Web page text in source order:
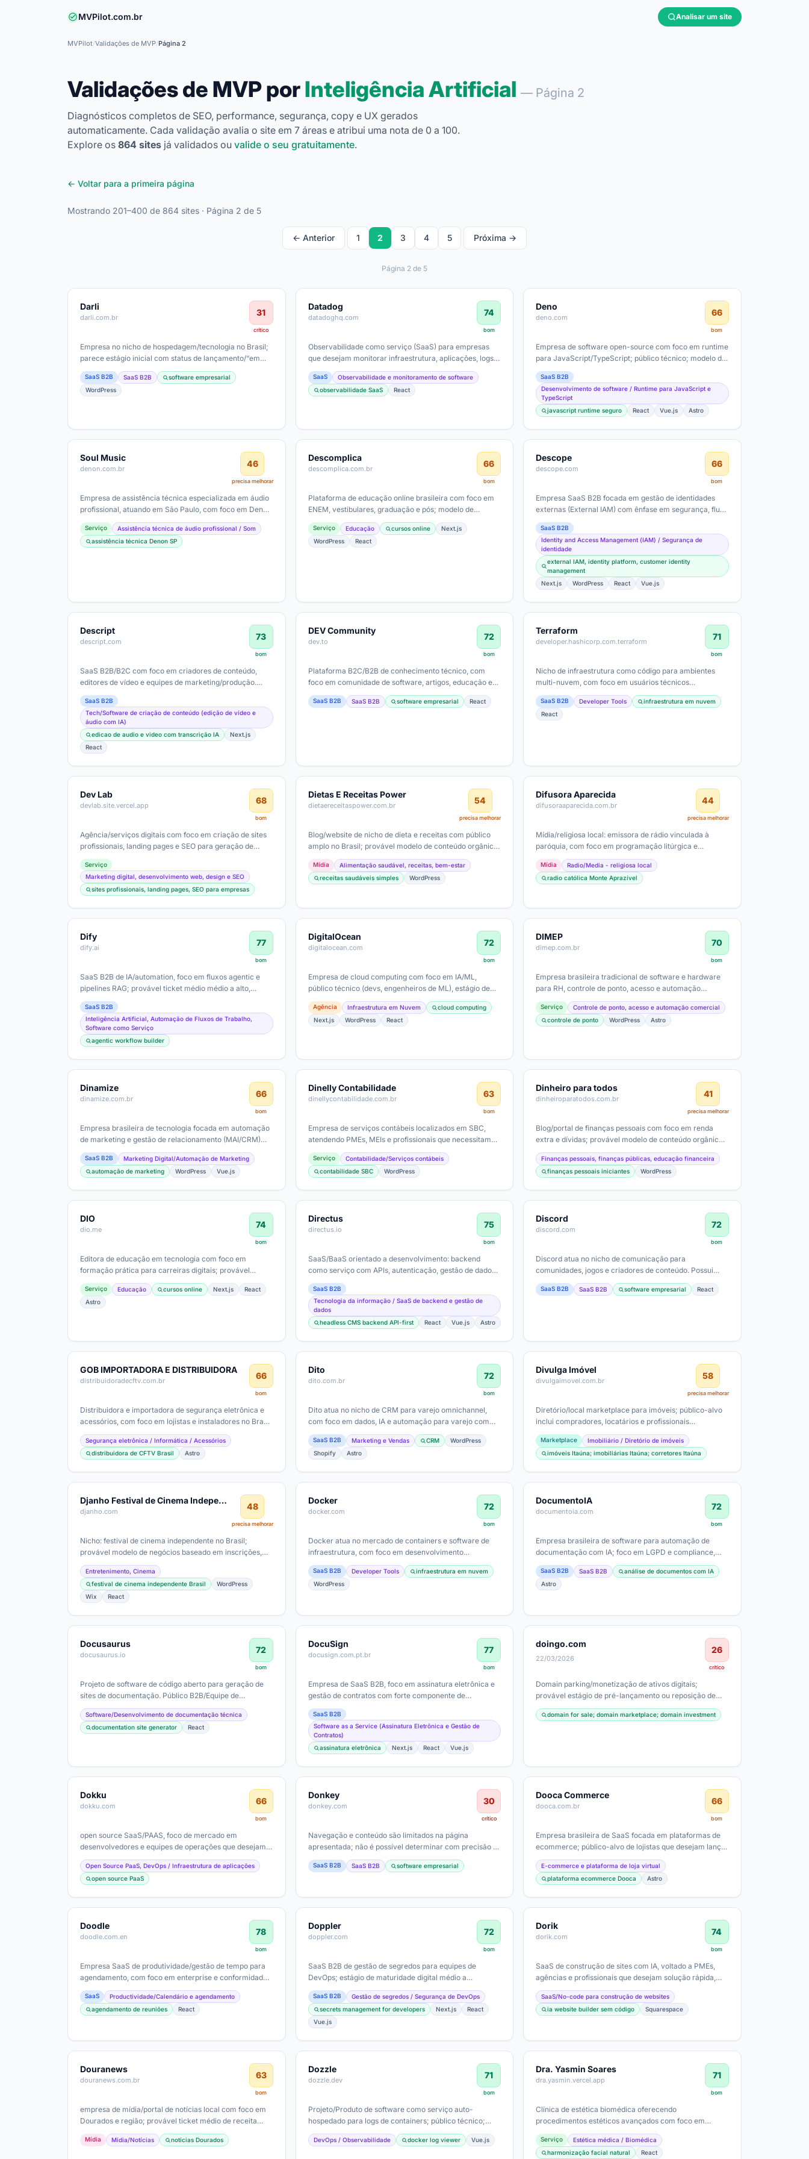
MVPilot.com.br Analisar um site
MVPilot/Validações de MVP/Página 2
Validações de MVP porInteligência Artificial — Página 2
Diagnósticos completos de SEO, performance, segurança, copy e UX gerados
automaticamente. Cada validação avalia o site em 7 áreas e atribui uma nota de 0 a 100.
Explore os 864 sites já validados ou valide o seu gratuitamente.
← Voltar para a primeira página
Mostrando 201–400 de 864 sites · Página 2 de 5
← Anterior 1 2 3 4 5 Próxima →
Página 2 de 5
Darli
darli.com.br 31
crítico
Empresa no nicho de hospedagem/tecnologia no Brasil;
parece estágio inicial com status de lançamento/“em
construção”. Ticket médio provável…
SaaS B2B SaaS B2B
software empresarial
WordPress
Datadog
datadoghq.com 74
bom
Observabilidade como serviço (SaaS) para empresas
que desejam monitorar infraestrutura, aplicações, logs e
segurança em ambientes modernos;…
SaaS
Observabilidade e monitoramento de software
observabilidade SaaS
React
Deno
deno.com 66
bom
Empresa de software open-source com foco em runtime
para JavaScript/TypeScript; público técnico; modelo de
negócio baseado em…
SaaS B2B
Desenvolvimento de software / Runtime para JavaScript e
TypeScript
javascript runtime seguro
React Vue.js Astro
Soul Music
denon.com.br 46
precisa melhorar
Empresa de assistência técnica especializada em áudio
profissional, atuando em São Paulo, com foco em Denon
e outras marcas de som; modelo…
Serviço
Assistência técnica de áudio profissional / Som
assistência técnica Denon SP
Descomplica
descomplica.com.br 66
bom
Plataforma de educação online brasileira com foco em
ENEM, vestibulares, graduação e pós; modelo de
assinatura com planos mensais e…
Serviço Educação cursos online
Next.js
WordPress
React
Descope
descope.com 66
bom
Empresa SaaS B2B focada em gestão de identidades
externas (External IAM) com ênfase em segurança, fluxo
de usuários, e suporte a ambientes…
SaaS B2B
Identity and Access Management (IAM) / Segurança de
identidade
external IAM, identity platform, customer identity
management
Next.js
WordPress React Vue.js
Descript
descript.com 73
bom
SaaS B2B/B2C com foco em criadores de conteúdo,
editores de vídeo e equipes de marketing/produção.
Ticket médio provável variável entre…
SaaS B2B
Tech/Software de criação de conteúdo (edição de vídeo e
áudio com IA)
edicao de audio e video com transcrição IA
Next.js
React
DEV Community
dev.to 72
bom
Plataforma B2C/B2B de conhecimento técnico, com
foco em comunidade de software, artigos, educação e
formação. Potencial modelo de…
SaaS B2B SaaS B2B software empresarial React
Terraform
developer.hashicorp.com.terraform 71
bom
Nicho de infraestrutura como código para ambientes
multi-nuvem, com foco em usuários técnicos
(DevOps/Platform Engineers) e grandes equipes…
SaaS B2B Developer Tools
infraestrutura em nuvem
React
Dev Lab
devlab.site.vercel.app 68
bom
Agência/serviços digitais com foco em criação de sites
profissionais, landing pages e SEO para geração de
leads; estágio de maturidade…
Serviço
Marketing digital, desenvolvimento web, design e SEO
sites profissionais, landing pages, SEO para empresas
Dietas E Receitas Power
dietaereceitaspower.com.br 54
precisa melhorar
Blog/website de nicho de dieta e receitas com público
amplo no Brasil; provável modelo de conteúdo orgânico,
com receitas e dicas de…
Mídia
Alimentação saudável, receitas, bem-estar
receitas saudáveis simples
WordPress
Difusora Aparecida
difusoraaparecida.com.br 44
precisa melhorar
Mídia/religiosa local: emissora de rádio vinculada à
paróquia, com foco em programação litúrgica e
comunidade. Possível modelo de…
Mídia
Radio/Media - religiosa local
radio católica Monte Aprazível
Dify
dify.ai 77
bom
SaaS B2B de IA/automation, foco em fluxos agentic e
pipelines RAG; provável ticket médio médio a alto,
targeting de equipes técnicas em…
SaaS B2B
Inteligência Artificial, Automação de Fluxos de Trabalho,
Software como Serviço
agentic workflow builder
DigitalOcean
digitalocean.com 72
bom
Empresa de cloud computing com foco em IA/ML,
público técnico (devs, engenheiros de ML), estágio de
maturidade digital avançado; ticket…
Agência Infraestrutura em Nuvem
cloud computing
Next.js
WordPress React
DIMEP
dimep.com.br 70
bom
Empresa brasileira tradicional de software e hardware
para RH, controle de ponto, acesso e automação
comercial. Atende setores com…
Serviço
Controle de ponto, acesso e automação comercial
controle de ponto
WordPress Astro
Dinamize
dinamize.com.br 66
bom
Empresa brasileira de tecnologia focada em automação
de marketing e gestão de relacionamento (MAI/CRM)
para PMEs; provável ticket médio…
SaaS B2B
Marketing Digital/Automação de Marketing
automação de marketing
WordPress Vue.js
Dinelly Contabilidade
dinellycontabilidade.com.br 63
bom
Empresa de serviços contábeis localizados em SBC,
atendendo PMEs, MEIs e profissionais que necessitam
de abertura de empresa e compliance…
Serviço
Contabilidade/Serviços contábeis
contabilidade SBC
WordPress
Dinheiro para todos
dinheiroparatodos.com.br 41
precisa melhorar
Blog/portal de finanças pessoais com foco em renda
extra e dívidas; provável modelo de conteúdo orgânico
com monetização via anúncios ou…
Finanças pessoais, finanças públicas, educação financeira
finanças pessoais iniciantes
WordPress
DIO
dio.me 74
bom
Editora de educação em tecnologia com foco em
formação prática para carreiras digitais; provável
modelo de negócio baseado em assinaturas,…
Serviço Educação cursos online Next.js
React
Astro
Directus
directus.io 75
bom
SaaS/BaaS orientado a desenvolvimento: backend
como serviço com APIs, autenticação, gestão de dados,
e recursos avançados (AI, MCP).…
SaaS B2B
Tecnologia da informação / SaaS de backend e gestão de
dados
headless CMS backend API-first
React Vue.js Astro
Discord
discord.com 72
bom
Discord atua no nicho de comunicação para
comunidades, jogos e criadores de conteúdo. Possui
modelo freemium com Nitro, e serviços para…
SaaS B2B SaaS B2B software empresarial React
GOB IMPORTADORA E DISTRIBUIDORA
distribuidoradecftv.com.br 66
bom
Distribuidora e importadora de segurança eletrônica e
acessórios, com foco em lojistas e instaladores no Brasil.
Provável faixa de ticket…
Segurança eletrônica / Informática / Acessórios
distribuidora de CFTV Brasil
Astro
Dito
dito.com.br 72
bom
Dito atua no nicho de CRM para varejo omnichannel,
com foco em dados, IA e automação para varejo com
lojas físicas e comércio eletrônico.…
SaaS B2B Marketing e Vendas CRM
WordPress
Shopify
Astro
Divulga Imóvel
divulgaimovel.com.br 58
precisa melhorar
Diretório/local marketplace para imóveis; público-alvo
inclui compradores, locatários e profissionais
(imobiliárias, corretores) da região…
Marketplace
Imobiliário / Diretório de imóveis
imóveis Itaúna; imobiliárias Itaúna; corretores Itaúna
Djanho Festival de Cinema Independente
djanho.com 48
precisa melhorar
Nicho: festival de cinema independente no Brasil;
provável modelo de negócios baseado em inscrições,
patrocínios e parcerias com a…
Entretenimento, Cinema
festival de cinema independente Brasil
WordPress
Wix
React
Docker
docker.com 72
bom
Docker atua no mercado de containers e software de
infraestrutura, com foco em desenvolvimento
acelerado, segurança de imagens, e stack de…
SaaS B2B Developer Tools
infraestrutura em nuvem
WordPress
DocumentoIA
documentoia.com 72
bom
Empresa brasileira de software para automação de
documentação com IA; foco em LGPD e compliance,
com grande volume de documentos…
SaaS B2B SaaS B2B
análise de documentos com IA
Astro
Docusaurus
docusaurus.io 72
bom
Projeto de software de código aberto para geração de
sites de documentação. Público B2B/Equipe de
desenvolvimento, com foco em documentação…
Software/Desenvolvimento de documentação técnica
documentation site generator
React
DocuSign
docusign.com.pt.br 77
bom
Empresa de SaaS B2B, foco em assinatura eletrônica e
gestão de contratos com forte componente de
conformidade; segmento enterprise com…
SaaS B2B
Software as a Service (Assinatura Eletrônica e Gestão de
Contratos)
assinatura eletrônica
Next.js React Vue.js
doingo.com
22/03/2026
26
crítico
Domain parking/monetização de ativos digitais;
provável estágio de pré-lançamento ou reposição de
domínio
domain for sale; domain marketplace; domain investment
Dokku
dokku.com 66
bom
open source SaaS/PAAS, foco de mercado em
desenvolvedores e equipes de operações que desejam
controle local, sem vendor lock-in; estágio de…
Open Source PaaS, DevOps / Infraestrutura de aplicações
open source PaaS
Donkey
donkey.com 30
crítico
Navegação e conteúdo são limitados na página
apresentada; não é possível determinar com precisão o
tipo de negócio, segmento, ticket médio…
SaaS B2B SaaS B2B software empresarial
Dooca Commerce
dooca.com.br 66
bom
Empresa brasileira de SaaS focada em plataformas de
ecommerce; público-alvo de lojistas que desejam lançar
loja online rapidamente com…
E-commerce e plataforma de loja virtual
plataforma ecommerce Dooca
Astro
Doodle
doodle.com.en 78
bom
Empresa SaaS de produtividade/gestão de tempo para
agendamento, com foco em enterprise e conformidade
de dados. Provável modelo de receita…
SaaS
Productividade/Calendário e agendamento
agendamento de reuniões
React
Doppler
doppler.com 72
bom
SaaS B2B de gestão de segredos para equipes de
DevOps; estágio de maturidade digital médio a
avançado, foco em conformidade (SOC 2, ISO) e…
SaaS B2B
Gestão de segredos / Segurança de DevOps
secrets management for developers
Next.js
React
Vue.js
Dorik
dorik.com 74
bom
SaaS de construção de sites com IA, voltado a PMEs,
agências e profissionais que desejam solução rápida,
com possibilidade de integrações e…
SaaS/No-code para construção de websites
ia website builder sem código
Squarespace
Douranews
douranews.com.br 63
bom
empresa de mídia/portal de notícias local com foco em
Dourados e região; provável ticket médio de receita
advindo de publicidade/local ads,…
Mídia Mídia/Notícias notícias Dourados
Dozzle
dozzle.dev 71
bom
Projeto/Produto de software como serviço auto-
hospedado para logs de containers; público técnico;
estágio de maturidade digital focado em…
DevOps / Observabilidade docker log viewer Vue.js
Dra. Yasmin Soares
dra.yasmin.vercel.app 71
bom
Clínica de estética biomédica oferecendo
procedimentos estéticos avançados com foco em
harmonia facial, bioestimuladores e tratamentos…
Serviço
Estética médica / Biomédica
harmonização facial natural
React